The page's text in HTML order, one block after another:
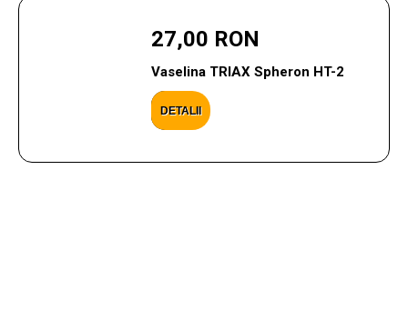
27,00 RON
Vaselina TRIAX Spheron HT-2
DETALII